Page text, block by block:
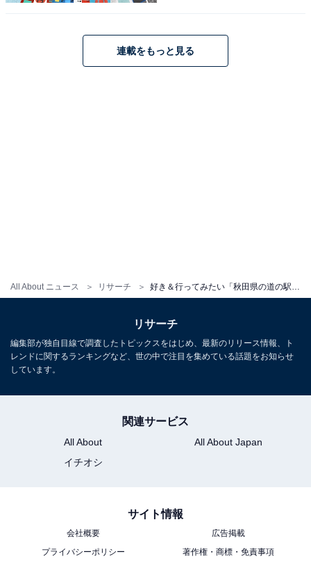
All About ニュース リサーチ
ンバーに参入。現在は旅行・カルチャー・エンタメなど
を中心に企画編集を担当。東京都出身。居酒屋巡りとス
好き＆行ってみたい「青森県の道の駅」ランキ
年調査】
連載をもっと見る
リサーチ
編集部が独自目線で調査したトピックスをはじめ、最新のリリース情報、ト
レンドに関するランキングなど、世の中で注目を集めている話題をお知らせ
しています。
関連サービス
All About
All About Japan
イチオシ
サイト情報
会社概要
広告掲載
プライバシーポリシー
著作権・商標・免責事項